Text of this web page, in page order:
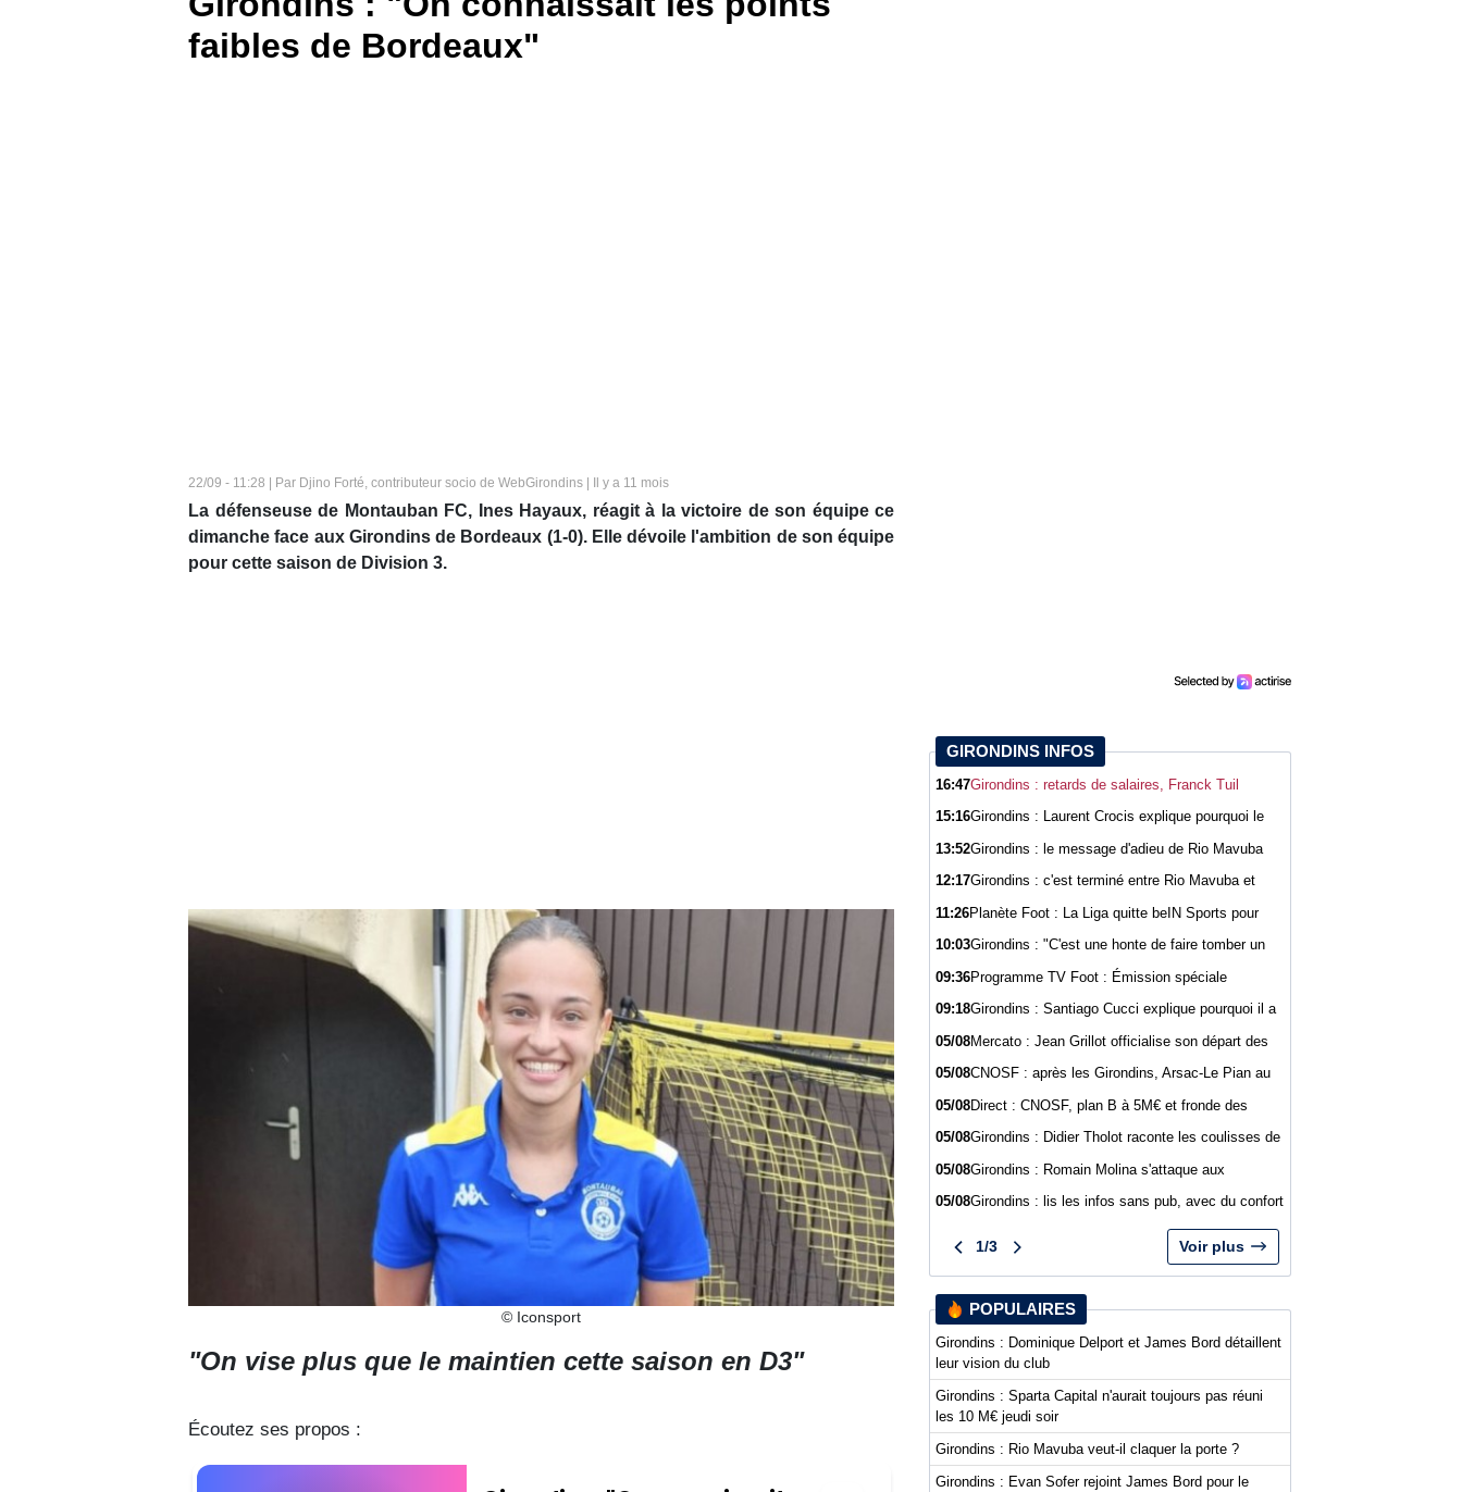
faibles de Bordeaux"
22/09 - 11:28 | Par Djino Forté, contributeur socio de WebGirondins | Il y a 11 mois
La défenseuse de Montauban FC, Ines Hayaux, réagit à la victoire de son équipe ce
dimanche face aux Girondins de Bordeaux (1-0). Elle dévoile l'ambition de son équipe
pour cette saison de Division 3.
© Iconsport
"On vise plus que le maintien cette saison en D3"
Écoutez ses propos :
GIRONDINS INFOS
16:47Girondins : retards de salaires, Franck Tuil
15:16Girondins : Laurent Crocis explique pourquoi le
13:52Girondins : le message d'adieu de Rio Mavuba
12:17Girondins : c'est terminé entre Rio Mavuba et
11:26Planète Foot : La Liga quitte beIN Sports pour
10:03Girondins : "C'est une honte de faire tomber un
club comme Bordeaux", Jean-Marc Ferreri
dénonce la gestion du club
09:36Programme TV Foot : Émission spéciale
09:18Girondins : Santiago Cucci explique pourquoi il a
05/08Mercato : Jean Grillot officialise son départ des
05/08CNOSF : après les Girondins, Arsac-Le Pian au
05/08Direct : CNOSF, plan B à 5M€ et fronde des
05/08Girondins : Didier Tholot raconte les coulisses de
05/08Girondins : Romain Molina s'attaque aux
05/08Girondins : lis les infos sans pub, avec du confort
1/3 Voir plus
POPULAIRES
Girondins : Dominique Delport et James Bord détaillent
leur vision du club
Girondins : Sparta Capital n'aurait toujours pas réuni
les 10 M€ jeudi soir
Girondins : Rio Mavuba veut-il claquer la porte ?
Girondins : Evan Sofer rejoint James Bord pour le